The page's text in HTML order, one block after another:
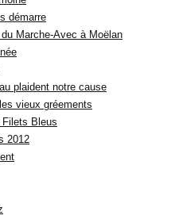
démarre
du Marche-Avec à Moëlan
plaident notre cause
vieux gréements
Filets Bleus
2012